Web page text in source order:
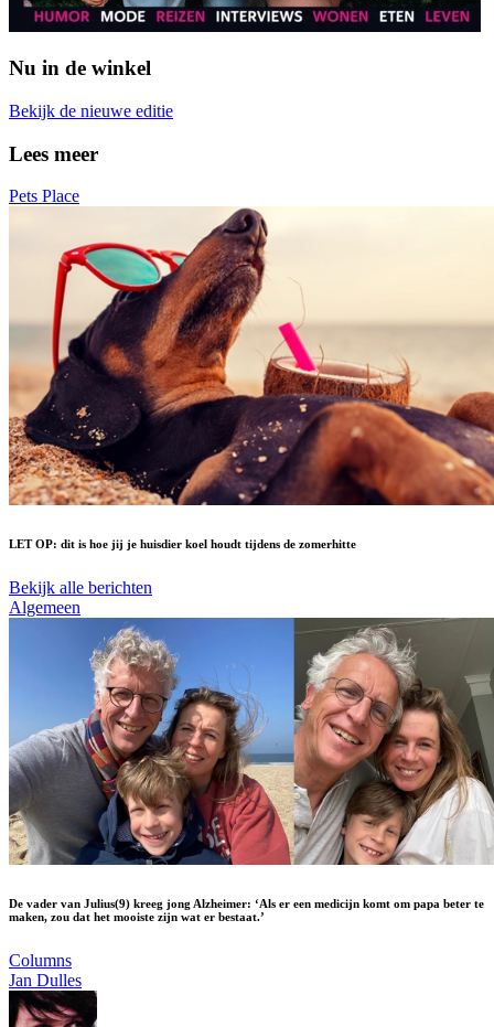
Nu in de winkel
Bekijk de nieuwe editie
Lees meer
Pets Place
LET OP: dit is hoe jij je huisdier koel houdt tijdens de zomerhitte
Bekijk alle berichten
Algemeen
De vader van Julius(9) kreeg jong Alzheimer: ‘Als er een medicijn komt om papa beter te
maken, zou dat het mooiste zijn wat er bestaat.’
Columns
Jan Dulles